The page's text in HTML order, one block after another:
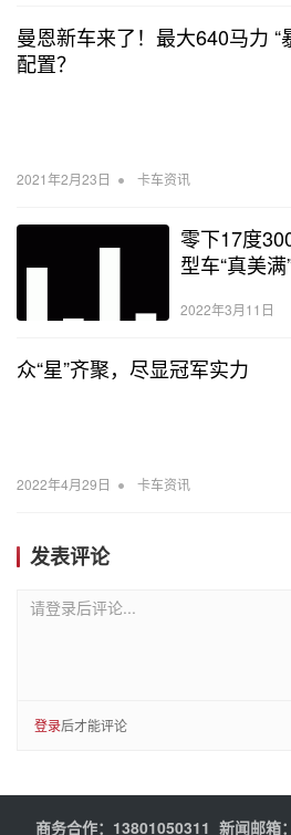
曼恩新车来了！最大640马力 “
配置？
2021年2月23日 • 卡车资讯
零下17度
型车“真美
2022年3月11日
众“星”齐聚，尽显冠军实力
2022年4月29日 • 卡车资讯
发表评论
请登录后评论...
登录后才能评论
商务合作：13801050311 新闻邮